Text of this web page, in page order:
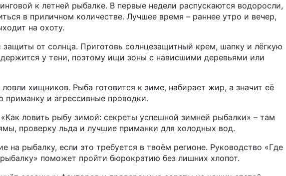
к летней рыбалке. В первые недели распускаются водоросли,
в приличном количестве. Лучшее время – раннее утро и вечер,
на охоту.
от солнца. Приготовь солнцезащитный крем, шапку и лёгкую
у тени, поэтому ищи зоны с нависшими деревьями или
хищников. Рыба готовится к зиме, набирает жир, а значит её
приманку и агрессивные проводки.
ловить рыбу зимой: секреты успешной зимней рыбалки» – там
проверку льда и лучшие приманки для холодных вод.
на рыбалку, если это требуется в твоём регионе. Руководство «Где
поможет пройти бюрократию без лишних хлопот.